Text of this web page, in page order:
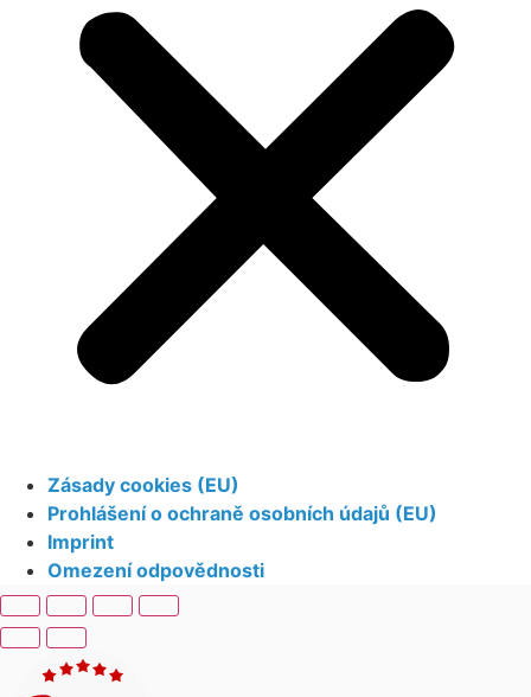
Zásady cookies (EU)
Prohlášení o ochraně osobních údajů (EU)
Imprint
Omezení odpovědnosti